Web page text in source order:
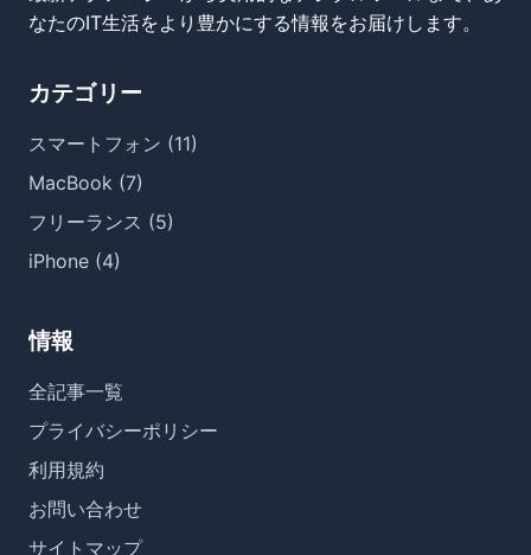
なたのIT生活をより豊かにする情報をお届けします。
カテゴリー
スマートフォン (11)
MacBook (7)
フリーランス (5)
iPhone (4)
情報
全記事一覧
プライバシーポリシー
利用規約
お問い合わせ
サイトマップ